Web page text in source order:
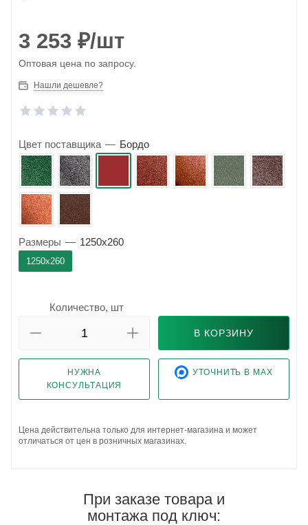
3 253 ₽/шт
Оптовая цена по запросу.
Нашли дешевле?
Цвет поставщика — Бордо
Размеры — 1250x260
1250x260
Количество, шт
В КОРЗИНУ
НУЖНА
КОНСУЛЬТАЦИЯ
УТОЧНИТЬ В MAX
Цена действительна только для интернет-магазина и может
отличаться от цен в розничных магазинах.
При заказе товара и
монтажа под ключ: